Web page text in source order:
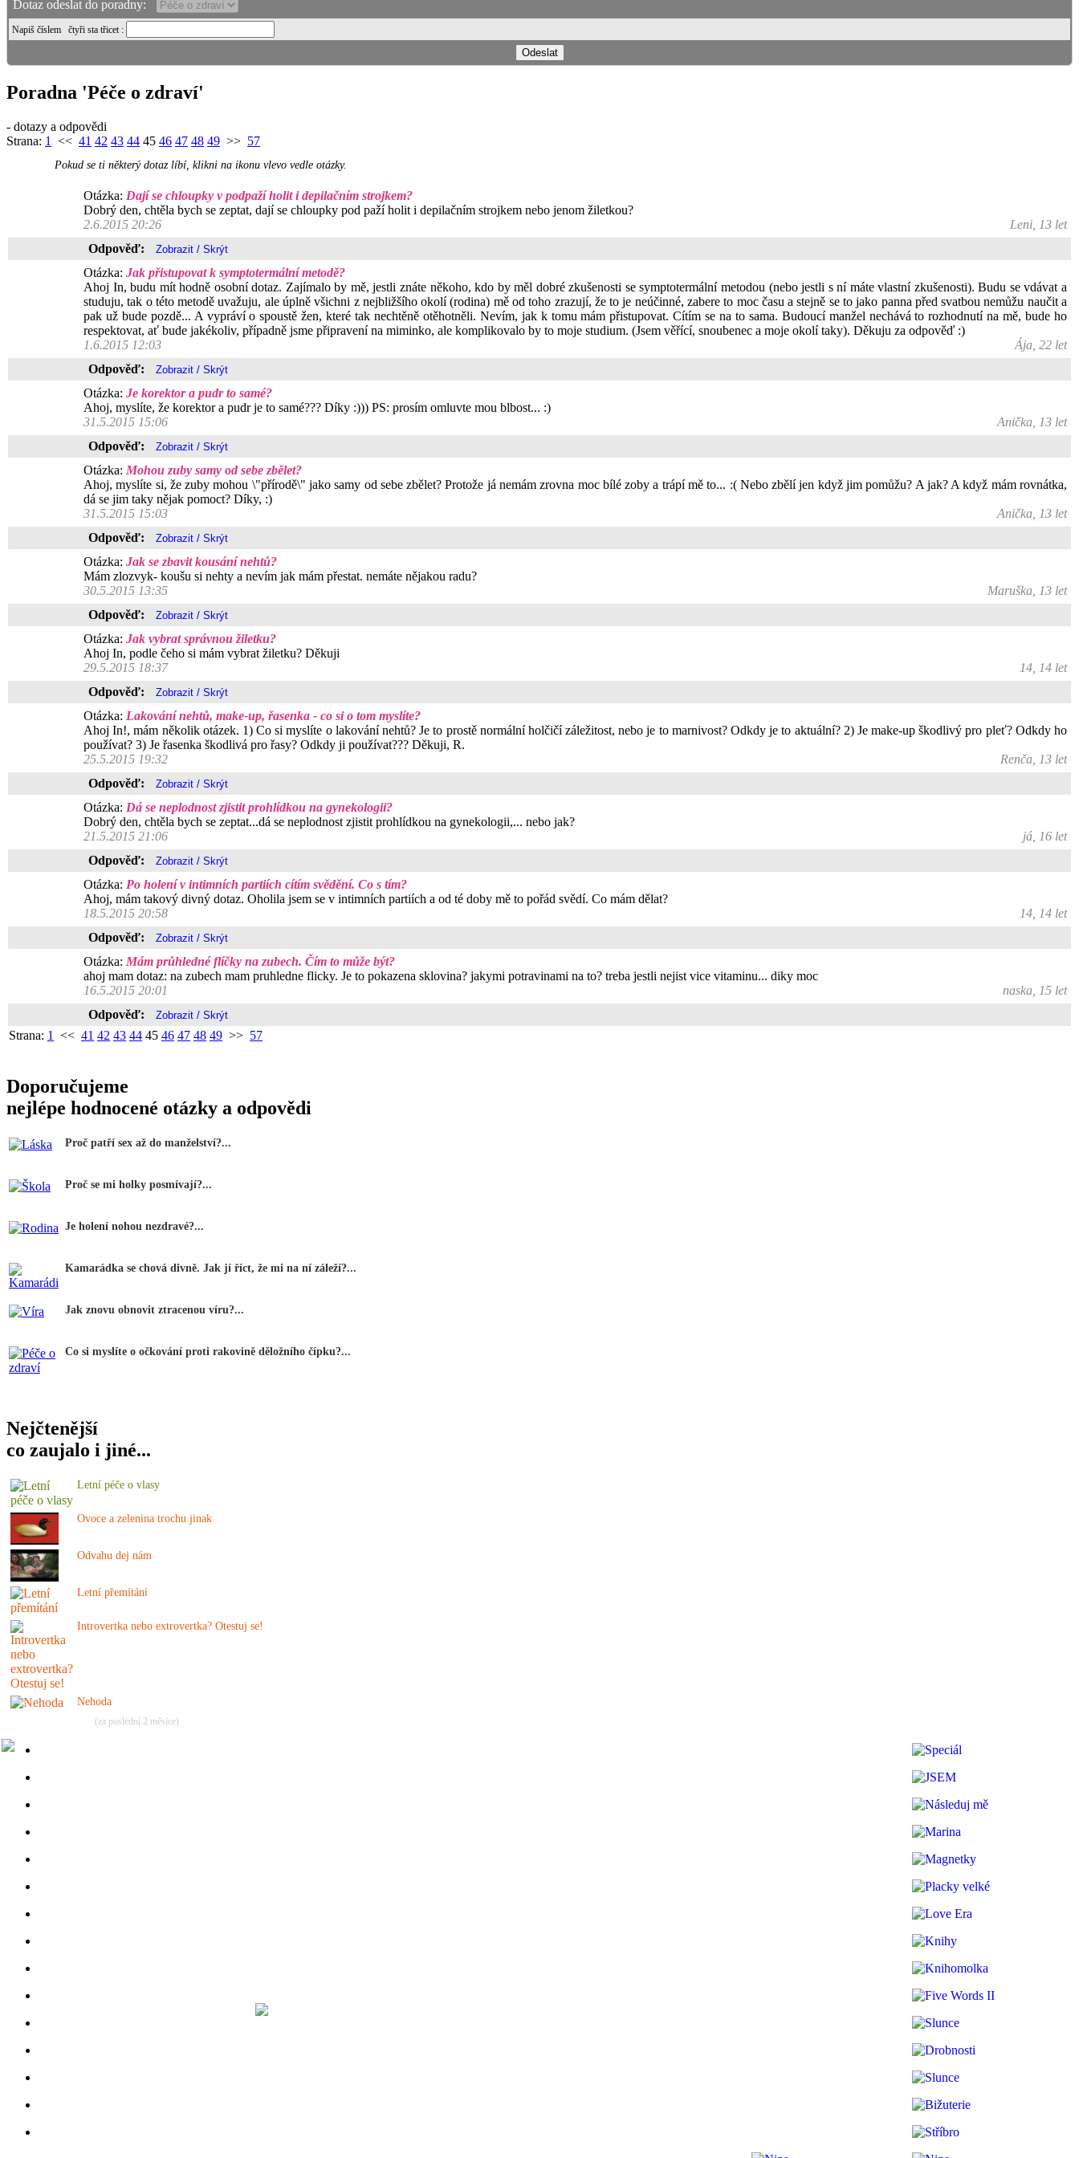
Dotaz odeslat do poradny:
Napiš číslem čtyři sta třicet :
Poradna 'Péče o zdraví'
- dotazy a odpovědi
Strana: 1 << 41 42 43 44 45 46 47 48 49 >> 57
Pokud se ti některý dotaz líbí, klikni na ikonu vlevo vedle otázky.
Otázka: Dají se chloupky v podpaží holit i depilačním strojkem?
Dobrý den, chtěla bych se zeptat, dají se chloupky pod paží holit i depilačním strojkem nebo jenom žiletkou?
2.6.2015 20:26
Leni, 13 let
Odpověď:
Otázka: Jak přistupovat k symptotermální metodě?
Ahoj In, budu mít hodně osobní dotaz. Zajímalo by mě, jestli znáte někoho, kdo by měl dobré zkušenosti se symptotermální metodou (nebo jestli s ní máte vlastní zkušenosti). Budu se vdávat a
studuju, tak o této metodě uvažuju, ale úplně všichni z nejbližšího okolí (rodina) mě od toho zrazují, že to je neúčinné, zabere to moc času a stejně se to jako panna před svatbou nemůžu naučit a
pak už bude pozdě... A vypráví o spoustě žen, které tak nechtěně otěhotněli. Nevím, jak k tomu mám přistupovat. Cítím se na to sama. Budoucí manžel nechává to rozhodnutí na mě, bude ho
respektovat, ať bude jakékoliv, případně jsme připravení na miminko, ale komplikovalo by to moje studium. (Jsem věřící, snoubenec a moje okolí taky). Děkuju za odpověď :)
1.6.2015 12:03
Ája, 22 let
Odpověď:
Otázka: Je korektor a pudr to samé?
Ahoj, myslíte, že korektor a pudr je to samé??? Díky :))) PS: prosím omluvte mou blbost... :)
31.5.2015 15:06
Anička, 13 let
Odpověď:
Otázka: Mohou zuby samy od sebe zbělet?
Ahoj, myslíte si, že zuby mohou \"přírodě\" jako samy od sebe zbělet? Protože já nemám zrovna moc bílé zoby a trápí mě to... :( Nebo zbělí jen když jim pomůžu? A jak? A když mám rovnátka,
dá se jim taky nějak pomoct? Díky, :)
31.5.2015 15:03
Anička, 13 let
Odpověď:
Otázka: Jak se zbavit kousání nehtů?
Mám zlozvyk- koušu si nehty a nevím jak mám přestat. nemáte nějakou radu?
30.5.2015 13:35
Maruška, 13 let
Odpověď:
Otázka: Jak vybrat správnou žiletku?
Ahoj In, podle čeho si mám vybrat žiletku? Děkuji
29.5.2015 18:37
14, 14 let
Odpověď:
Otázka: Lakování nehtů, make-up, řasenka - co si o tom myslíte?
Ahoj In!, mám několik otázek. 1) Co si myslíte o lakování nehtů? Je to prostě normální holčičí záležitost, nebo je to marnivost? Odkdy je to aktuální? 2) Je make-up škodlivý pro pleť? Odkdy ho
používat? 3) Je řasenka škodlivá pro řasy? Odkdy ji používat??? Děkuji, R.
25.5.2015 19:32
Renča, 13 let
Odpověď:
Otázka: Dá se neplodnost zjistit prohlídkou na gynekologii?
Dobrý den, chtěla bych se zeptat...dá se neplodnost zjistit prohlídkou na gynekologii,... nebo jak?
21.5.2015 21:06
já, 16 let
Odpověď:
Otázka: Po holení v intimních partiích cítím svědění. Co s tím?
Ahoj, mám takový divný dotaz. Oholila jsem se v intimních partiích a od té doby mě to pořád svědí. Co mám dělat?
18.5.2015 20:58
14, 14 let
Odpověď:
Otázka: Mám průhledné flíčky na zubech. Čím to může být?
ahoj mam dotaz: na zubech mam pruhledne flicky. Je to pokazena sklovina? jakymi potravinami na to? treba jestli nejist vice vitaminu... diky moc
16.5.2015 20:01
naska, 15 let
Odpověď:
Strana: 1 << 41 42 43 44 45 46 47 48 49 >> 57
Doporučujeme
nejlépe hodnocené otázky a odpovědi
Proč patří sex až do manželství?...
Proč se mi holky posmívají?...
Je holení nohou nezdravé?...
Kamarádka se chová divně. Jak jí říct, že mi na ní záleží?...
Jak znovu obnovit ztracenou víru?...
Co si myslíte o očkování proti rakovině děložního čípku?...
Nejčtenější
co zaujalo i jiné...
Letní péče o vlasy
Ovoce a zelenina trochu jinak
Odvahu dej nám
Letní přemítání
Introvertka nebo extrovertka? Otestuj se!
Nehoda
(za poslední 2 měsíce)